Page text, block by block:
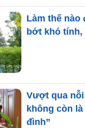
Làm thế nào
bớt khó tính,
Vượt qua
không còn
đình”